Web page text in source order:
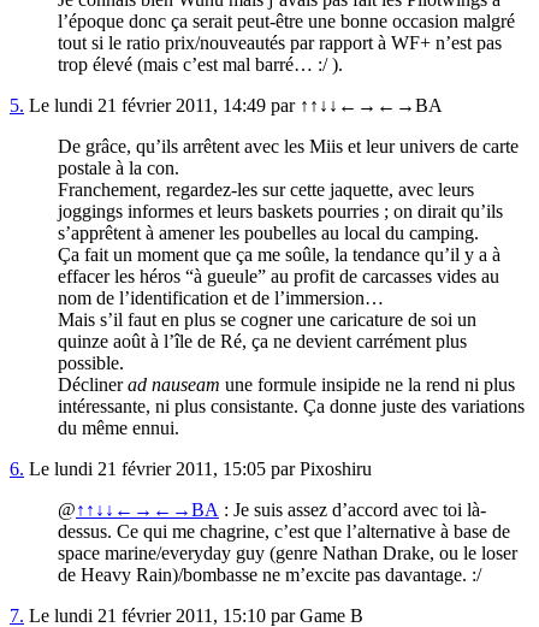
l’époque donc ça serait peut-être une bonne occasion malgré
tout si le ratio prix/nouveautés par rapport à WF+ n’est pas
trop élevé (mais c’est mal barré… :/ ).
5. Le lundi 21 février 2011, 14:49 par ↑↑↓↓←→←→BA
De grâce, qu’ils arrêtent avec les Miis et leur univers de carte
postale à la con.
Franchement, regardez-les sur cette jaquette, avec leurs
joggings informes et leurs baskets pourries ; on dirait qu’ils
s’apprêtent à amener les poubelles au local du camping.
Ça fait un moment que ça me soûle, la tendance qu’il y a à
effacer les héros “à gueule” au profit de carcasses vides au
nom de l’identification et de l’immersion…
Mais s’il faut en plus se cogner une caricature de soi un
quinze août à l’île de Ré, ça ne devient carrément plus
possible.
Déclinerad nauseam une formule insipide ne la rend ni plus
intéressante, ni plus consistante. Ça donne juste des variations
du même ennui.
6. Le lundi 21 février 2011, 15:05 par Pixoshiru
@↑↑↓↓←→←→BA : Je suis assez d’accord avec toi là-
dessus. Ce qui me chagrine, c’est que l’alternative à base de
space marine/everyday guy (genre Nathan Drake, ou le loser
de Heavy Rain)/bombasse ne m’excite pas davantage. :/
7. Le lundi 21 février 2011, 15:10 par Game B